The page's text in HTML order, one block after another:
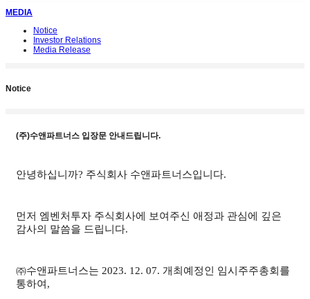
MEDIA
Notice
Investor Relations
Media Release
Notice
(주)수앤파트너스 입장문 안내드립니다.
안녕하십니까? 주식회사 수앤파트너스입니다.
먼저 엠벤처투자 주식회사에 보여주신 애정과 관심에 깊은
감사의 말씀을 드립니다.
㈜수앤파트너스는 2023. 12. 07. 개최예정인 임시주주총회를
통하여 ,